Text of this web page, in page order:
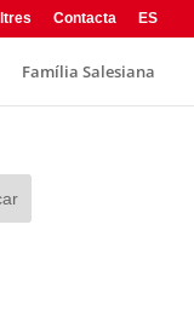
Contacta ES
Família Salesiana